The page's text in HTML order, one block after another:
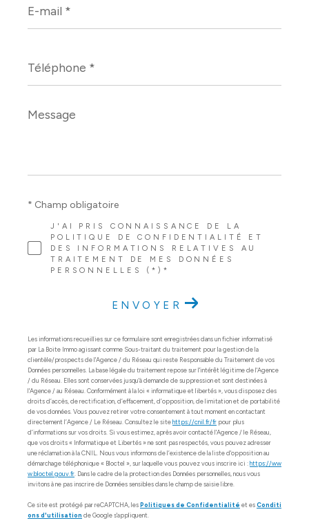
mail
*
*
Message
*
J'AI PRIS CONNAISSANCE DE LA
POLITIQUE DE CONFIDENTIALITÉ ET
DES INFORMATIONS RELATIVES AU
TRAITEMENT DE MES DONNÉES
PERSONNELLES (*)*
* Champ obligatoire
ENVOYER
Les informations recueillies sur ce formulaire sont enregistrées dans un fichier informatisé
par La Boite Immo agissant comme Sous-traitant du traitement pour la gestion de la
clientèle/prospects de l'Agence / du Réseau qui reste Responsable du Traitement de vos
Données personnelles. La base légale du traitement repose sur l'intérêt légitime de l'Agence
/ du Réseau. Elles sont conservées jusqu'à demande de suppression et sont destinées à
l'Agence / au Réseau. Conformément à la loi « informatique et libertés », vous disposez des
droits d’accès, de rectification, d’effacement, d’opposition, de limitation et de portabilité
de vos données. Vous pouvez retirer votre consentement à tout moment en contactant
directement l’Agence / Le Réseau. Consultez le sitehttps://cnil.fr/fr pour plus
d’informations sur vos droits. Si vous estimez, après avoir contacté l'Agence / le Réseau,
que vos droits « Informatique et Libertés » ne sont pas respectés, vous pouvez adresser
une réclamation à la CNIL. Nous vous informons de l’existence de la liste d'opposition au
démarchage téléphonique « Bloctel », sur laquelle vous pouvez vous inscrire ici :https://ww
w.bloctel.gouv.fr. Dans le cadre de la protection des Données personnelles, nous vous
invitons à ne pas inscrire de Données sensibles dans le champ de saisie libre.
Ce site est protégé par reCAPTCHA, les Politiques de Confidentialité et esConditi
ons d'utilisation de Google s'appliquent.